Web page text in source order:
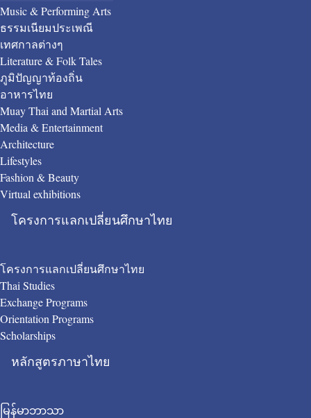
Music & Performing Arts
ธรรมเนียมประเพณี
เทศกาลต่างๆ
Literature & Folk Tales
ภูมิปัญญาท้องถิ่น
อาหารไทย
Muay Thai and Martial Arts
Media & Entertainment
Architecture
Lifestyles
Fashion & Beauty
Virtual exhibitions
โครงการแลกเปลี่ยนศึกษาไทย
โครงการแลกเปลี่ยนศึกษาไทย
Thai Studies
Exchange Programs
Orientation Programs
Scholarships
หลักสูตรภาษาไทย
မြန်မာဘာသာ